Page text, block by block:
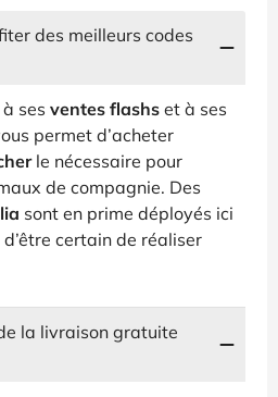
des meilleurs codes
ses ventes flashs et à ses
permet d’acheter
le nécessaire pour
de compagnie. Des
sont en prime déployés ici
certain de réaliser
la livraison gratuite